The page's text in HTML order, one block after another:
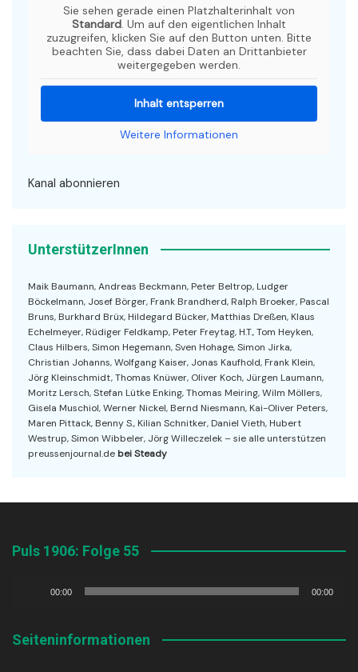
Sie sehen gerade einen Platzhalterinhalt von
Standard . Um auf den eigentlichen Inhalt
zuzugreifen, klicken Sie auf den Button unten. Bitte
beachten Sie, dass dabei Daten an Drittanbieter
weitergegeben werden.
Inhalt entsperren
Weitere Informationen
Kanal abonnieren
UnterstützerInnen
Maik Baumann, Andreas Beckmann, Peter Beltrop, Ludger
Böckelmann, Josef Börger, Frank Brandherd, Ralph Broeker, Pascal
Bruns, Burkhard Brüx, Hildegard Bücker, Matthias Dreßen, Klaus
Echelmeyer, Rüdiger Feldkamp, Peter Freytag, H.T., Tom Heyken,
Claus Hilbers, Simon Hegemann, Sven Hohage, Simon Jirka,
Christian Johanns, Wolfgang Kaiser, Jonas Kaufhold, Frank Klein,
Jörg Kleinschmidt, Thomas Knüwer, Oliver Koch, Jürgen Laumann,
Moritz Lersch, Stefan Lütke Enking, Thomas Meiring, Wilm Möllers,
Gisela Muschiol, Werner Nickel, Bernd Niesmann, Kai-Oliver Peters,
Maren Pittack, Benny S., Kilian Schnitker, Daniel Vieth, Hubert
Westrup, Simon Wibbeler, Jörg Willeczelek – sie alle unterstützen
preussenjournal.de bei Steady
Puls 1906: Folge 55
00:00 00:00
Seiteninformationen